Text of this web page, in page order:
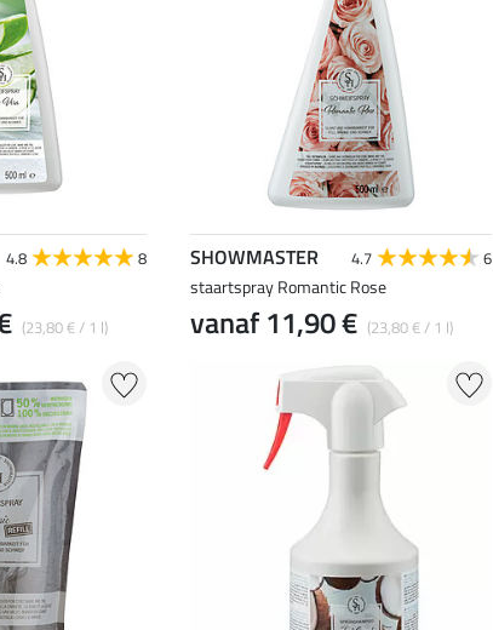
4.8 8
(23,80 € / 1 l)
SHOWMASTER 4.7 6
staartspray Romantic Rose
vanaf 11,90 € (23,80 € / 1 l)